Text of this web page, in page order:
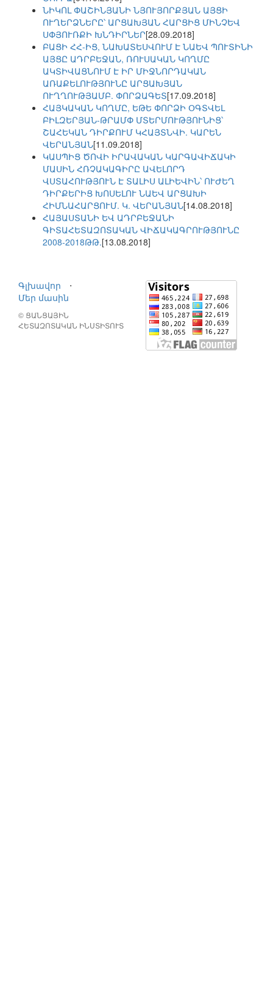
ՆԻԿՈԼ ՓԱՇԻՆՅԱՆԻ ՆՅՈՒՅՈՐՔՅԱՆ ԱՅՑԻ
ՈՒՂԵՐՁՆԵՐԸ՝ ԱՐՑԱԽՅԱՆ ՀԱՐՑԻՑ ՄԻՆՉԵՎ
ՍՓՅՈՒՌՔԻ ԽՆԴԻՐՆԵՐ[28.09.2018]
ԲԱՑԻ ՀՀ-ԻՑ, ՆԱԽԱՏԵՍՎՈՒՄ Է ՆԱԵՎ ՊՈՒՏԻՆԻ
ԱՅՑԸ ԱԴՐԲԵՋԱՆ, ՌՈՒՍԱԿԱՆ ԿՈՂՄԸ
ԱԿՏԻՎԱՑՆՈՒՄ Է ԻՐ ՄԻՋՆՈՐԴԱԿԱՆ
ԱՌԱՔԵԼՈՒԹՅՈՒՆԸ ԱՐՑԱԽՅԱՆ
ՈՒՂՂՈՒԹՅԱՄԲ. ՓՈՐՁԱԳԵՏ[17.09.2018]
ՀԱՅԿԱԿԱՆ ԿՈՂՄԸ, ԵԹԵ ՓՈՐՁԻ ՕԳՏՎԵԼ
ԲԻԼԶԵՐՅԱՆ-ԹՐԱՄՓ ՄՏԵՐՄՈՒԹՅՈՒՆԻՑ՝
ՇԱՀԵԿԱՆ ԴԻՐՔՈՒՄ ԿՀԱՅՏՆՎԻ. ԿԱՐԵՆ
ՎԵՐԱՆՅԱՆ[11.09.2018]
ԿԱՍՊԻՑ ԾՈՎԻ ԻՐԱՎԱԿԱՆ ԿԱՐԳԱՎԻՃԱԿԻ
ՄԱՍԻՆ ՀՌՉԱԿԱԳԻՐԸ ԱՎԵԼՈՐԴ
ՎՍՏԱՀՈՒԹՅՈՒՆ Է ՏԱԼԻՍ ԱԼԻԵՎԻՆ՝ ՈՒԺԵՂ
ԴԻՐՔԵՐԻՑ ԽՈՍԵԼՈՒ ՆԱԵՎ ԱՐՑԱԽԻ
ՀԻՄՆԱՀԱՐՑՈՒՄ. Կ. ՎԵՐԱՆՅԱՆ[14.08.2018]
ՀԱՅԱՍՏԱՆԻ ԵՎ ԱԴՐԲԵՋԱՆԻ
ԳԻՏԱՀԵՏԱԶՈՏԱԿԱՆ ՎԻՃԱԿԱԳՐՈՒԹՅՈՒՆԸ
2008-2018ԹԹ.[13.08.2018]
Գլխավոր
⋅
Մեր մասին
© ՑԱՆՑԱՅԻՆ
ՀԵՏԱԶՈՏԱԿԱՆ ԻՆՍՏԻՏՈՒՏ